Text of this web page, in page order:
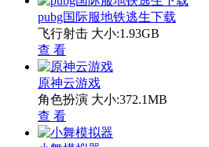
pubg国际服地铁逃生下载
飞行射击 大小:1.93GB
查 看
原神云游戏
角色扮演 大小:372.1MB
查 看